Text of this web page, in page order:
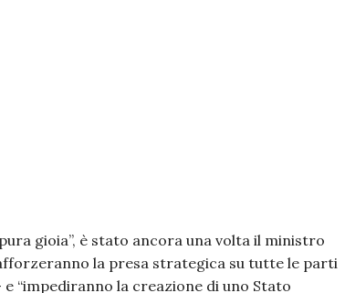
gioia”, è stato ancora una volta il ministro
la presa strategica su tutte le parti
e “impediranno la creazione di uno Stato